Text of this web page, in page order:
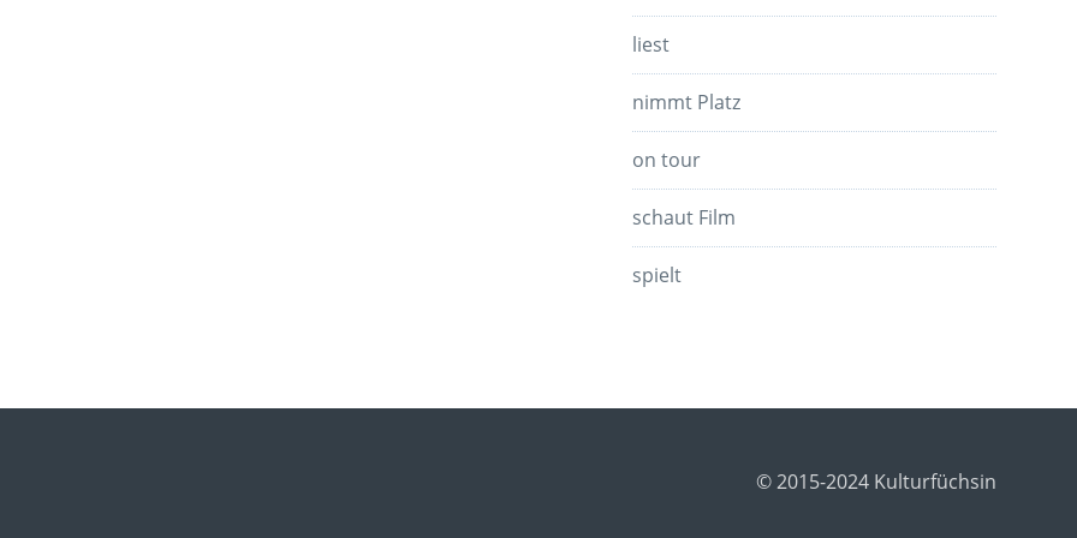
liest
nimmt Platz
on tour
schaut Film
spielt
© 2015-2024 Kulturfüchsin